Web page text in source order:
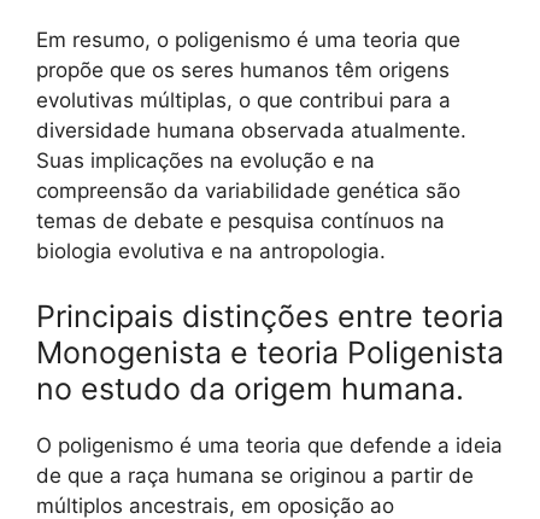
Em resumo, o poligenismo é uma teoria que
propõe que os seres humanos têm origens
evolutivas múltiplas, o que contribui para a
diversidade humana observada atualmente.
Suas implicações na evolução e na
compreensão da variabilidade genética são
temas de debate e pesquisa contínuos na
biologia evolutiva e na antropologia.
Principais distinções entre teoria
Monogenista e teoria Poligenista
no estudo da origem humana.
O poligenismo é uma teoria que defende a ideia
de que a raça humana se originou a partir de
múltiplos ancestrais, em oposição ao